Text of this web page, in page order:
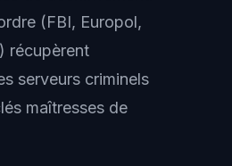
(FBI, Europol,
récupèrent
serveurs criminels
maîtresses de